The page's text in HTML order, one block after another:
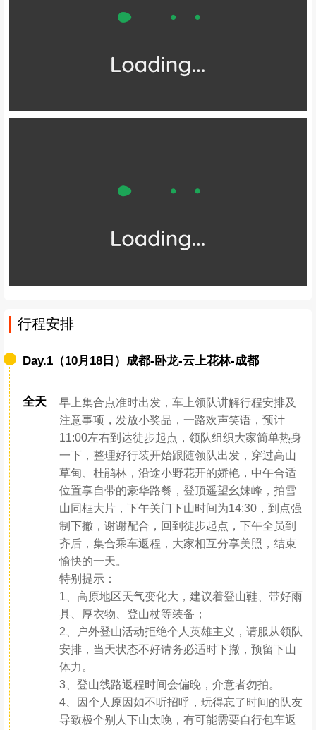
行程安排
Day.1（10月18日）成都-卧龙-云上花林-成都
全天
早上集合点准时出发，车上领队讲解行程安排及
注意事项，发放小奖品，一路欢声笑语，预计
11:00左右到达徒步起点，领队组织大家简单热身
一下，整理好行装开始跟随领队出发，穿过高山
草甸、杜鹃林，沿途小野花开的娇艳，中午合适
位置享自带的豪华路餐，登顶遥望幺妹峰，拍雪
山同框大片，下午关门下山时间为14:30，到点强
制下撤，谢谢配合，回到徒步起点，下午全员到
齐后，集合乘车返程，大家相互分享美照，结束
愉快的一天。
特别提示：
1、高原地区天气变化大，建议着登山鞋、带好雨
具、厚衣物、登山杖等装备；
2、户外登山活动拒绝个人英雄主义，请服从领队
安排，当天状态不好请务必适时下撤，预留下山
体力。
3、登山线路返程时间会偏晚，介意者勿拍。
4、因个人原因如不听招呼，玩得忘了时间的队友
导致极个别人下山太晚，有可能需要自行包车返